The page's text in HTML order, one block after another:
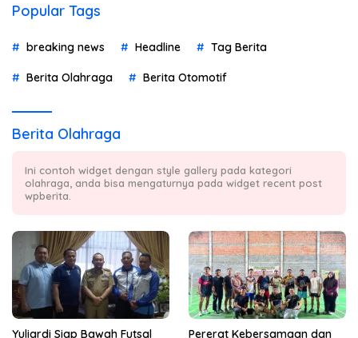
Popular Tags
breaking news Headline Tag Berita
Berita Olahraga Berita Otomotif
Berita Olahraga
Ini contoh widget dengan style gallery pada kategori
olahraga, anda bisa mengaturnya pada widget recent post
wpberita.
Yuliardi Siap Bawah Futsal
Pererat Kebersamaan dan